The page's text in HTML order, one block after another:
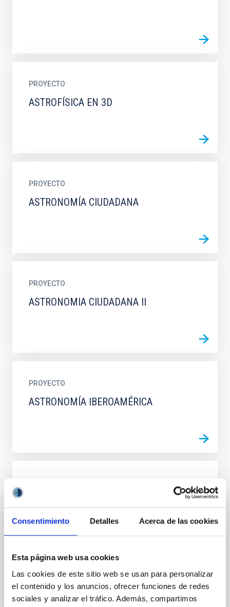
Consentimiento Detalles Acerca de las cookies
Esta página web usa cookies
Las cookies de este sitio web se usan para personalizar
el contenido y los anuncios, ofrecer funciones de redes
sociales y analizar el tráfico. Además, compartimos
PROYECTO
ASTROFÍSICA EN 3D
PROYECTO
ASTRONOMÍA CIUDADANA
PROYECTO
ASTRONOMIA CIUDADANA II
PROYECTO
ASTRONOMÍA IBEROAMÉRICA
CANARIAS INNOVA nace el 2 de julio del año 2000